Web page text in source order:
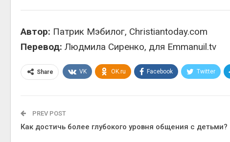
Автор: Патрик Мэбилог, Christiantoday.com
Перевод: Людмила Сиренко, для Emmanuil.tv
Share VK OK.ru Facebook Twitter
PREV POST
Как достичь более глубокого уровня общения с детьми?